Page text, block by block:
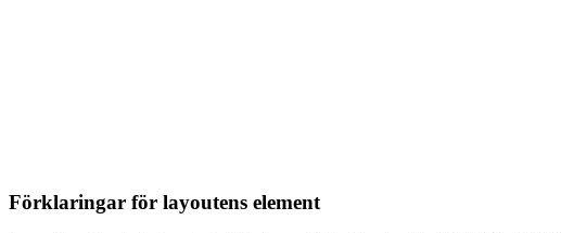
Förklaringar för layoutens element